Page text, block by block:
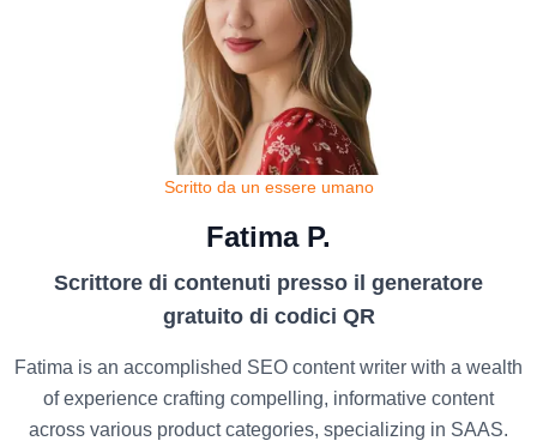
Scritto da un essere umano
Fatima P.
Scrittore di contenuti presso il generatore
gratuito di codici QR
Fatima is an accomplished SEO content writer with a wealth
of experience crafting compelling, informative content
across various product categories, specializing in SAAS.